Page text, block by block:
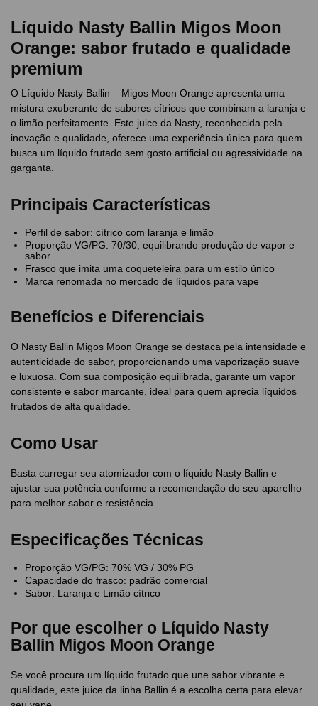
Líquido Nasty Ballin Migos Moon
Orange: sabor frutado e qualidade
premium
O Líquido Nasty Ballin – Migos Moon Orange apresenta uma
mistura exuberante de sabores cítricos que combinam a laranja e
o limão perfeitamente. Este juice da Nasty, reconhecida pela
inovação e qualidade, oferece uma experiência única para quem
busca um líquido frutado sem gosto artificial ou agressividade na
garganta.
Principais Características
Perfil de sabor: cítrico com laranja e limão
Proporção VG/PG: 70/30, equilibrando produção de vapor e
sabor
Frasco que imita uma coqueteleira para um estilo único
Marca renomada no mercado de líquidos para vape
Benefícios e Diferenciais
O Nasty Ballin Migos Moon Orange se destaca pela intensidade e
autenticidade do sabor, proporcionando uma vaporização suave
e luxuosa. Com sua composição equilibrada, garante um vapor
consistente e sabor marcante, ideal para quem aprecia líquidos
frutados de alta qualidade.
Como Usar
Basta carregar seu atomizador com o líquido Nasty Ballin e
ajustar sua potência conforme a recomendação do seu aparelho
para melhor sabor e resistência.
Especificações Técnicas
Proporção VG/PG: 70% VG / 30% PG
Capacidade do frasco: padrão comercial
Sabor: Laranja e Limão cítrico
Por que escolher o Líquido Nasty
Ballin Migos Moon Orange
Se você procura um líquido frutado que une sabor vibrante e
qualidade, este juice da linha Ballin é a escolha certa para elevar